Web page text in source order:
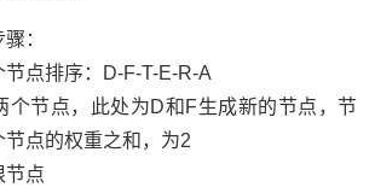
：
点排序：D-F-T-E-R-A
个节点，此处为D和F生成新的节点，节
节点的权重之和，为2
节点